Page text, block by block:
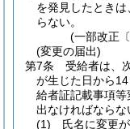
を発見したとき
らない。
(一部改正
(変更の届出)
第7条
受給者は、
が生じた日から
給者証記載事項等
出なければならな
(1)
氏名に変更